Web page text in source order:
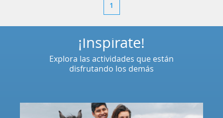
1
¡Inspírate!
Explora las actividades que están
disfrutando los demás